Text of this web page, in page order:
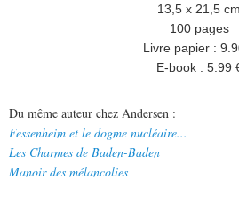
13,5 x 21,5 cm
100 pages
Livre papier :
E-book : 5.99
Du même auteur chez Andersen :
Fessenheim et le dogme nucléaire...
Les Charmes de Baden-Baden
Manoir des mélancolies